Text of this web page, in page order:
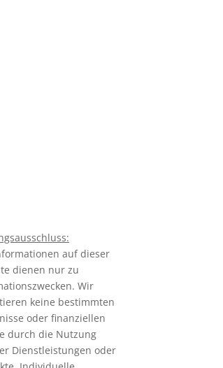
auf dieser
dienen nur zu
Wir
keine bestimmten
oder finanziellen
durch die Nutzung
Dienstleistungen oder